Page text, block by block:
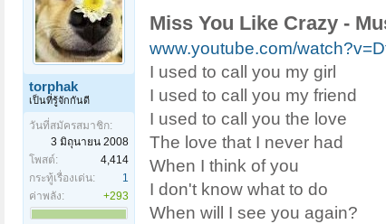
torphak
เป็นที่รู้จักกันดี
วันที่สมัครสมาชิก:
3 มิถุนายน 2008
โพสต์:
4,414
กระทู้เรื่องเด่น:
1
ค่าพลัง:
+293
Miss You Like Crazy -
www.youtube.com/
I used to call you my girl
I used to call you my friend
I used to call you the love
The love that I never had
When I think of you
I don't know what to do
When will I see you again?